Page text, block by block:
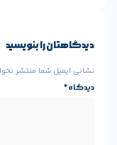
را بنویسید
شما منتشر نخواهد شد.